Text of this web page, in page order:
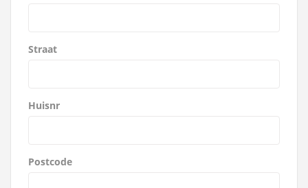
Straat
Huisnr
Postcode